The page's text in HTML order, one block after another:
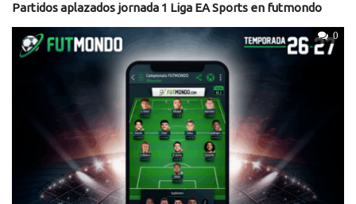
Partidos aplazados jornada 1 Liga EA Sports en futmondo
0